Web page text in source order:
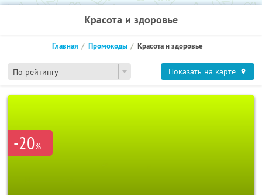
Красота и здоровье
По рейтингу
Главная Промокоды Красота и здоровье
Показать на карте
-20%